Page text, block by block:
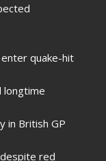
quake-hit
longtime
in British GP
red